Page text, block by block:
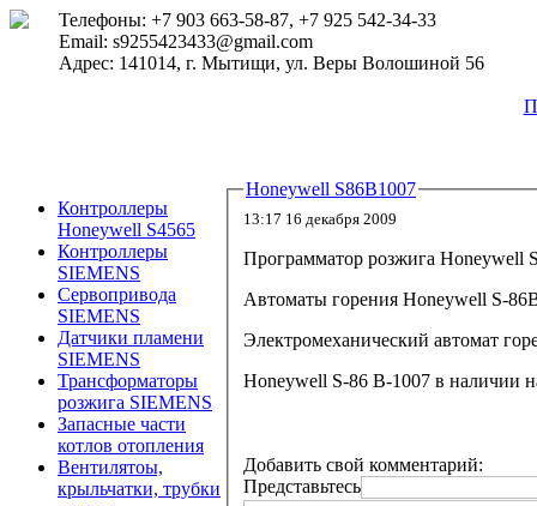
Телефоны: +7 903 663-58-87, +7 925 542-34-33
Email: s9255423433@gmail.com
Адрес: 141014, г. Мытищи, ул. Веры Волошиной 56
Контроллеры
Honeywell S4565
Контроллеры
SIEMENS
Сервопривода
SIEMENS
Датчики пламени
SIEMENS
Трансформаторы
розжига SIEMENS
Запасные части
котлов отопления
Вентилятоы,
крыльчатки, трубки
Honeywell S86B1007
13:17 16 декабря 2009
Программатор розжига Honeywell
Автоматы горения Honeywell S-
Электромеханический автомат
Honeywell S-86 B-1007 в наличии
Добавить свой комментарий:
Представьтесь